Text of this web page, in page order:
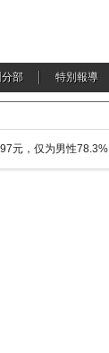
分部 特別報導
元，仅为男性78.3%